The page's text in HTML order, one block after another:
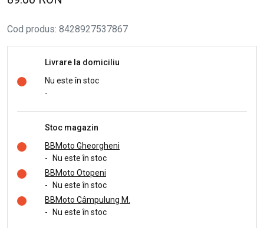
Cod produs: 8428927537867
Livrare la domiciliu
Nu este în stoc
-
Stoc magazin
BBMoto Gheorgheni
-
Nu este în stoc
BBMoto Otopeni
-
Nu este în stoc
BBMoto Câmpulung M.
-
Nu este în stoc